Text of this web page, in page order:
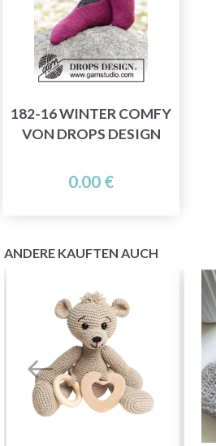
182-16 WINTER COMFY
VON DROPS DESIGN
0.00 €
ANDERE KAUFTEN AUCH